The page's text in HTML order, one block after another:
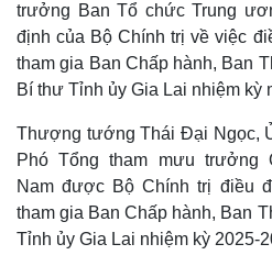
trưởng Ban Tổ chức Trung
định của Bộ Chính trị về việc
tham gia Ban Chấp hành, Ban
Bí thư Tỉnh ủy Gia Lai nhiệm kỳ
Thượng tướng Thái Đại Ngọc,
Phó Tổng tham mưu trưởng
Nam được Bộ Chính trị điều
tham gia Ban Chấp hành, Ban
Tỉnh ủy Gia Lai nhiệm kỳ 2025-